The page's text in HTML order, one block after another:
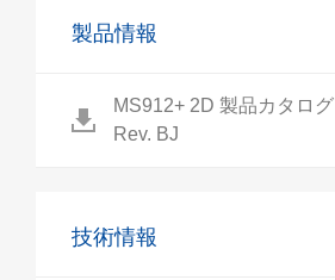
製品情報
MS912+ 2D 製品カタログ
Rev. BJ
技術情報